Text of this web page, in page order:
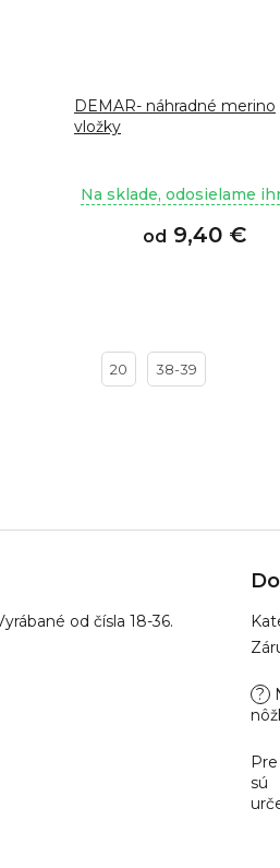
DEMAR- náhradné merino
vložky
Na sklade, odosielame
od 9,40 €
20 38-39
od čísla 18-36.
?
sú